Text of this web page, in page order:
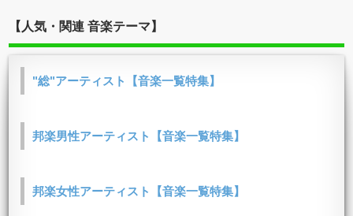
【人気・関連 音楽テーマ】
"総"アーティスト【音楽一覧特集】
邦楽男性アーティスト【音楽一覧特集】
邦楽女性アーティスト【音楽一覧特集】